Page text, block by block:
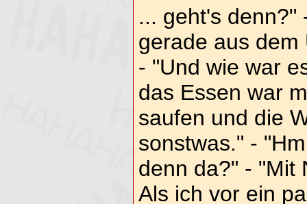
... geht's denn?"
gerade aus dem
- "Und wie war
das Essen war
saufen und die
sonstwas." -
denn da?" - "Mit
Als ich vor ein